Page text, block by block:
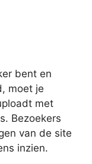
bent en
moet je
met
Bezoekers
van de site
inzien.